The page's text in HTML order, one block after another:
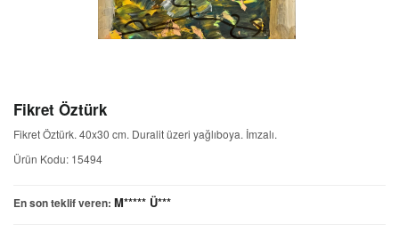
Fikret Öztürk
Fikret Öztürk. 40x30 cm. Duralit üzeri yağlıboya. İmzalı.
Ürün Kodu: 15494
En son teklif veren: M***** Ü***